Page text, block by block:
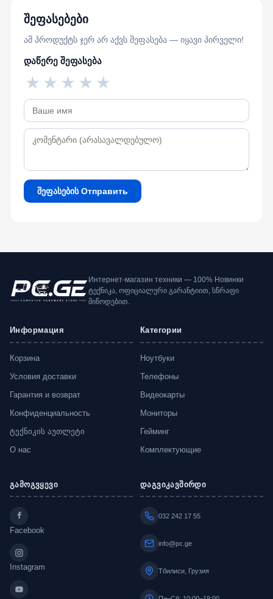
შეფასებები
ამ პროდუქტს ჯერ არ აქვს შეფასება — იყავი პირველი!
დაწერე შეფასება
★
★
★
★
★
შეფასების Отправить
Интернет-магазин техники — 100% Новинки
ტექნიკა, ოფიციალური გარანტიით, სწრაფი
მიწოდებით.
Информация
Корзина
Условия доставки
Гарантия и возврат
Конфиденциальность
ტექნიკის აუთლეტი
О нас
Категории
Ноутбуки
Телефоны
Видеокарты
Мониторы
Гейминг
Комплектующие
გამოგვყევი
Facebook
Instagram
დაგვიკავშირდი
032 242 17 55
info@pc.ge
Тбилиси, Грузия